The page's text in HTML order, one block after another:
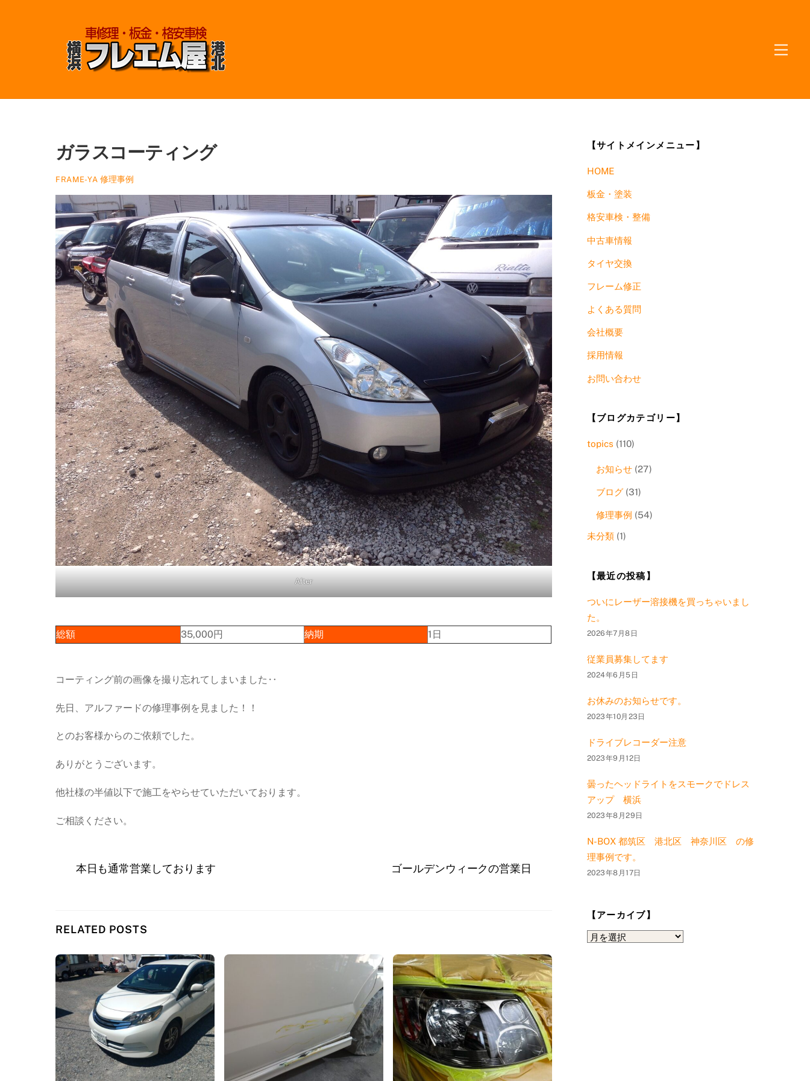
ガラスコーティング
FRAME-YA 修理事例
After
総額 35,000円 納期 1日
コーティング前の画像を撮り忘れてしまいました‥
先日、アルファードの修理事例を見ました！！
とのお客様からのご依頼でした。
ありがとうございます。
他社様の半値以下で施工をやらせていただいております。
ご相談ください。
本日も通常営業しております ゴールデンウィークの営業日
RELATED POSTS
【サイトメインメニュー】
HOME
板金・塗装
格安車検・整備
中古車情報
タイヤ交換
フレーム修正
よくある質問
会社概要
採用情報
お問い合わせ
【ブログカテゴリー】
topics (110)
お知らせ(27)
ブログ(31)
修理事例 (54)
未分類(1)
【最近の投稿】
ついにレーザー溶接機を買っちゃいまし
た。
2026年7月8日
従業員募集してます
2024年6月5日
お休みのお知らせです。
2023年10月23日
ドライブレコーダー注意
2023年9月12日
曇ったヘッドライトをスモークでドレス
アップ 横浜
2023年8月29日
N-BOX 都筑区 港北区 神奈川区 の修
理事例です。
2023年8月17日
【アーカイブ】
【ア